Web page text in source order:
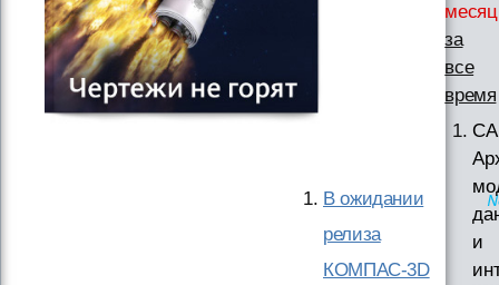
В ожидании
релиза
КОМПАС-3D
месяц
за
все
время
и